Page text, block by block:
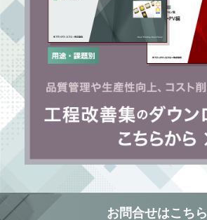
お問合せはこちら